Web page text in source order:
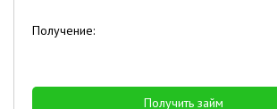
Получение:
Получить займ